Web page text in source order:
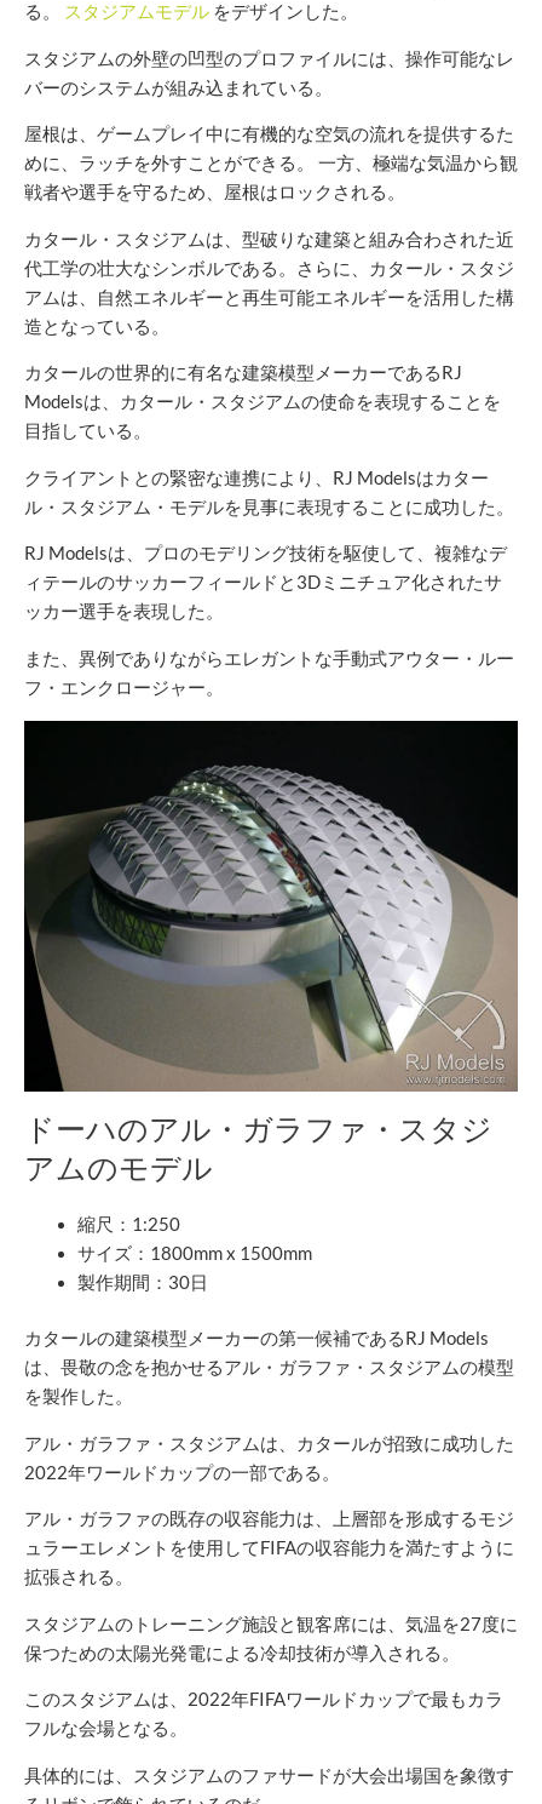
る。
スタジアムモデル をデザインした。
スタジアムの外壁の凹型のプロファイルには、操作可能なレ
バーのシステムが組み込まれている。
屋根は、ゲームプレイ中に有機的な空気の流れを提供するた
めに、ラッチを外すことができる。 一方、極端な気温から観
戦者や選手を守るため、屋根はロックされる。
カタール・スタジアムは、型破りな建築と組み合わされた近
代工学の壮大なシンボルである。さらに、カタール・スタジ
アムは、自然エネルギーと再生可能エネルギーを活用した構
造となっている。
カタールの世界的に有名な建築模型メーカーであるRJ
Modelsは、カタール・スタジアムの使命を表現することを
目指している。
クライアントとの緊密な連携により、RJ Modelsはカター
ル・スタジアム・モデルを見事に表現することに成功した。
RJ Modelsは、プロのモデリング技術を駆使して、複雑なデ
ィテールのサッカーフィールドと3Dミニチュア化されたサ
ッカー選手を表現した。
また、異例でありながらエレガントな手動式アウター・ルー
フ・エンクロージャー。
ドーハのアル・ガラファ・スタジ
アムのモデル
縮尺：1:250
サイズ：1800mm x 1500mm
製作期間：30日
カタールの建築模型メーカーの第一候補であるRJ Models
は、畏敬の念を抱かせるアル・ガラファ・スタジアムの模型
を製作した。
アル・ガラファ・スタジアムは、カタールが招致に成功した
2022年ワールドカップの一部である。
アル・ガラファの既存の収容能力は、上層部を形成するモジ
ュラーエレメントを使用してFIFAの収容能力を満たすように
拡張される。
スタジアムのトレーニング施設と観客席には、気温を27度に
保つための太陽光発電による冷却技術が導入される。
このスタジアムは、2022年FIFAワールドカップで最もカラ
フルな会場となる。
具体的には、スタジアムのファサードが大会出場国を象徴す